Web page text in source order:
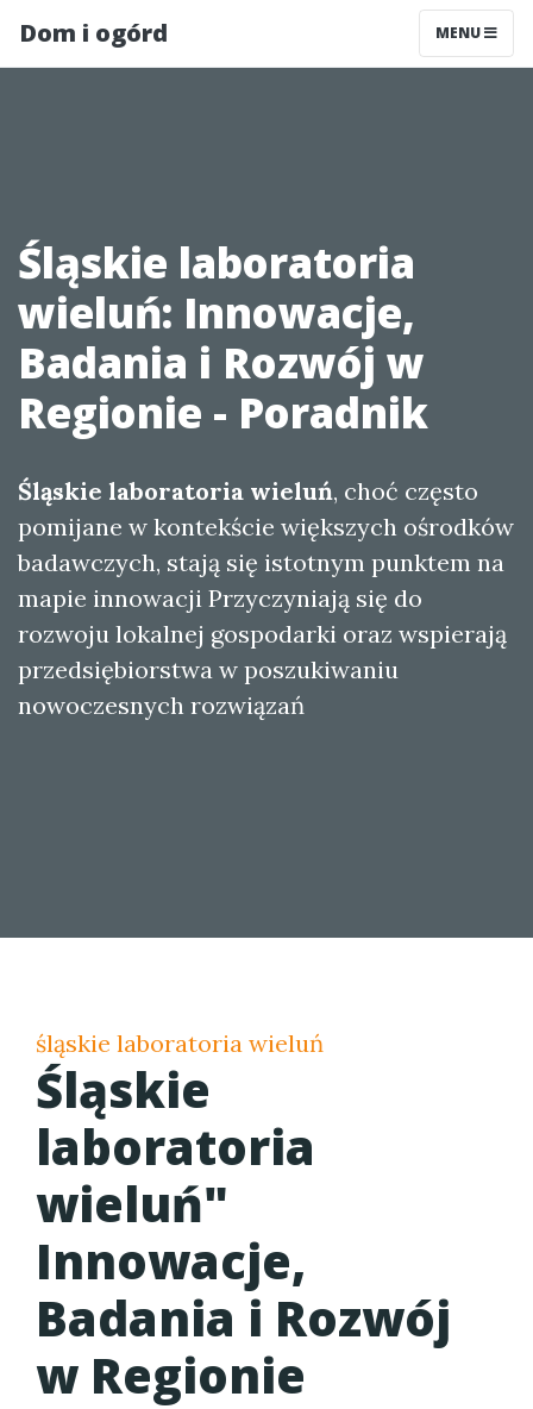
Dom i ogórd MENU
Śląskie laboratoria
wieluń: Innowacje,
Badania i Rozwój w
Regionie - Poradnik
Śląskie laboratoria wieluń, choć często
pomijane w kontekście większych ośrodków
badawczych, stają się istotnym punktem na
mapie innowacji Przyczyniają się do
rozwoju lokalnej gospodarki oraz wspierają
przedsiębiorstwa w poszukiwaniu
nowoczesnych rozwiązań
śląskie laboratoria wieluń
Śląskie
laboratoria
wieluń"
Innowacje,
Badania i Rozwój
w Regionie